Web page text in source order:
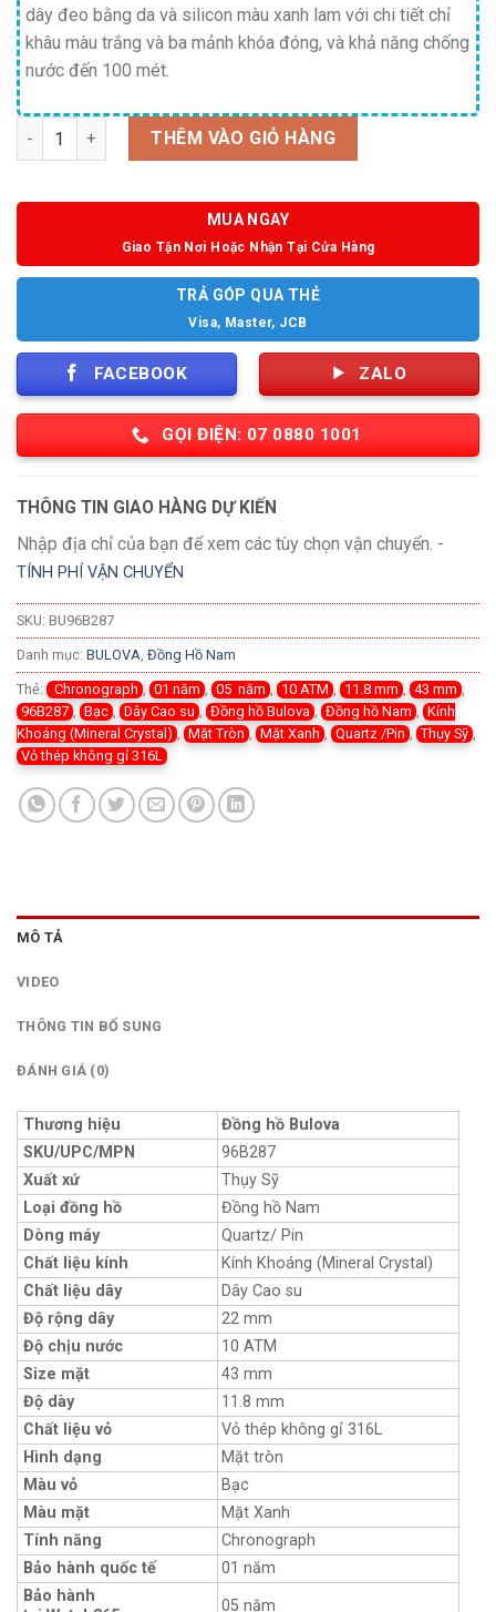
dây đeo bằng da và silicon màu xanh lam với chi tiết chỉ
khâu màu trắng và ba mảnh khóa đóng, và khả năng chống
nước đến 100 mét.
Số lượng THÊM VÀO GIỎ HÀNG
MUA NGAY
Giao Tận Nơi Hoặc Nhận Tại Cửa Hàng
TRẢ GÓP QUA THẺ
Visa, Master, JCB
FACEBOOK ZALO
GỌI ĐIỆN: 07 0880 1001
THÔNG TIN GIAO HÀNG DỰ KIẾN
Nhập địa chỉ của bạn để xem các tùy chọn vận chuyển. -
TÍNH PHÍ VẬN CHUYỂN
SKU: BU96B287
Danh mục: BULOVA Đồng Hồ Nam
Thẻ: Chronograph 01 năm 05 năm 10 ATM 11.8 mm 43 mm
96B287
Bạc Dây Cao su Đồng hồ Bulova Đồng hồ Nam
Kính
Khoáng (Mineral Crystal)
Mặt Tròn Mặt Xanh Quartz /Pin Thụy Sỹ
Vỏ thép không gỉ 316L
MÔ TẢ
VIDEO
THÔNG TIN BỔ SUNG
ĐÁNH GIÁ (0)
Thương hiệu
Đồng hồ Bulova
SKU/UPC/MPN
96B287
Xuất xứ
Thụy Sỹ
Loại đồng hồ
Đồng hồ Nam
Dòng máy
Quartz/ Pin
Chất liệu kính
Kính Khoáng (Mineral Crystal)
Chất liệu dây
Dây Cao su
Độ rộng dây
22 mm
Độ chịu nước
10 ATM
Size mặt
43 mm
Độ dày
11.8 mm
Chất liệu vỏ
Vỏ thép không gỉ 316L
Hình dạng
Mặt tròn
Màu vỏ
Bạc
Màu mặt
Mặt Xanh
Tính năng
Chronograph
Bảo hành quốc tế
01 năm
Bảo hành
05 năm